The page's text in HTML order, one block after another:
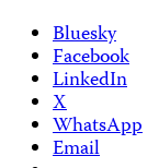
Bluesky
Facebook
LinkedIn
X
WhatsApp
Email